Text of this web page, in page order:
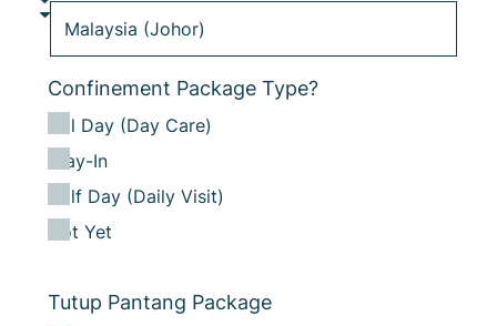
Confinement Package Type?
Full Day (Day Care)
Stay-In
Half Day (Daily Visit)
Not Yet
Tutup Pantang Package